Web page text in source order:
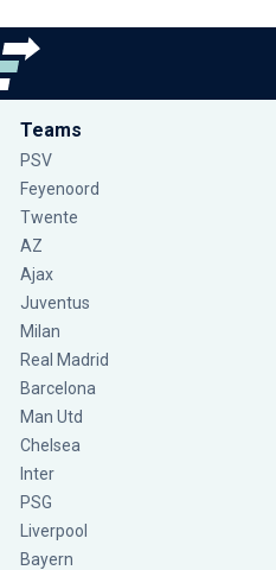
Teams
PSV
Feyenoord
Twente
AZ
Ajax
Juventus
Milan
Real Madrid
Barcelona
Man Utd
Chelsea
Inter
PSG
Liverpool
Bayern